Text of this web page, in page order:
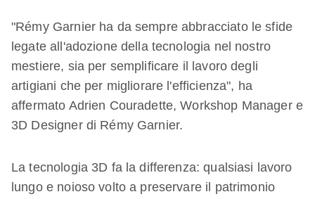
"Rémy Garnier ha da sempre abbracciato le sfide
legate all'adozione della tecnologia nel nostro
mestiere, sia per semplificare il lavoro degli
artigiani che per migliorare l'efficienza", ha
affermato Adrien Couradette, Workshop Manager e
3D Designer di Rémy Garnier.
La tecnologia 3D fa la differenza: qualsiasi lavoro
lungo e noioso volto a preservare il patrimonio